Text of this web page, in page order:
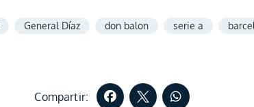
General Díaz don balon serie a
Compartir: